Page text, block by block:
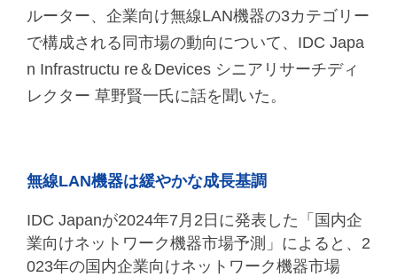
ルーター、企業向け無線LAN機器の3カテゴリー
で構成される同市場の動向について、IDC Japa
n Infrastructu re＆Devices シニアリサーチディ
レクター 草野賢一氏に話を聞いた。
無線LAN機器は緩やかな成長基調
IDC Japanが2024年7月2日に発表した「国内企
業向けネットワーク機器市場予測」によると、2
023年の国内企業向けネットワーク機器市場